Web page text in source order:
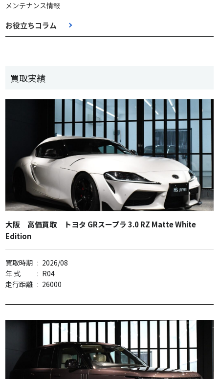
メンテナンス情報
お役立ちコラム
買取実績
大阪 高価買取 トヨタ GRスープラ 3.0 RZ Matte White
Edition
買取時期 : 2026/08
年 式
: R04
走行距離 : 26000